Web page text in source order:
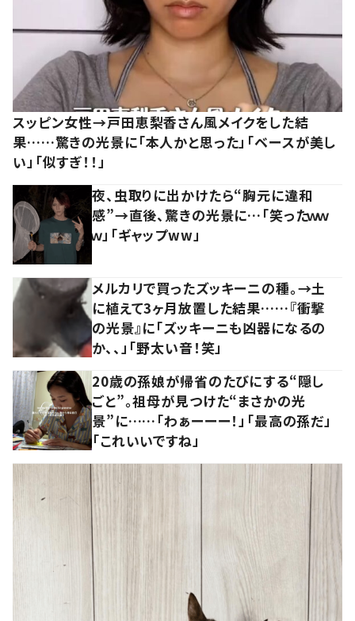
スッピン女性→戸田恵梨香さん風メイクをした結
果……驚きの光景に「本人かと思った」「ベースが美し
い」「似すぎ！！」
夜、虫取りに出かけたら“胸元に違和
感”→直後、驚きの光景に…「笑ったｗｗ
ｗ」「ギャップww」
メルカリで買ったズッキーニの種。→土
に植えて3ヶ月放置した結果……『衝撃
の光景』に「ズッキーニも凶器になるの
か、、」「野太い音！笑」
20歳の孫娘が帰省のたびにする“隠し
ごと”。祖母が見つけた“まさかの光
景”に……「わぁーーー！」「最高の孫だ」
「これいいですね」